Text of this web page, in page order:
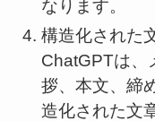
なります。
構造化された
ChatGPTは、
拶、本文、締
造化された文